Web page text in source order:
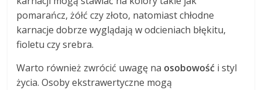
pomarańcz, żółć czy złoto, natomiast chłodne
karnacje dobrze wyglądają w odcieniach błękitu,
fioletu czy srebra.
Warto również zwrócić uwagę na osobowość i styl
życia. Osoby ekstrawertyczne mogą